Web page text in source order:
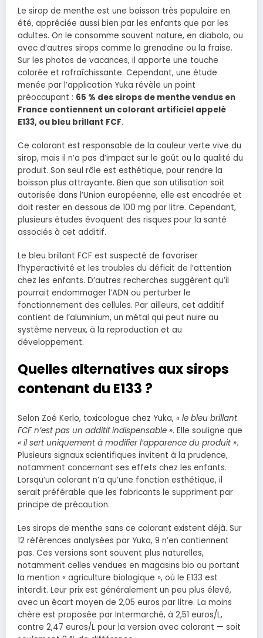
Le sirop de menthe est une boisson très populaire en
été, appréciée aussi bien par les enfants que par les
adultes. On le consomme souvent nature, en diabolo, ou
avec d’autres sirops comme la grenadine ou la fraise.
Sur les photos de vacances, il apporte une touche
colorée et rafraîchissante. Cependant, une étude
menée par l’application Yuka révèle un point
préoccupant : 65 % des sirops de menthe vendus en
France contiennent un colorant artificiel appelé
E133, ou bleu brillant FCF.
Ce colorant est responsable de la couleur verte vive du
sirop, mais il n’a pas d’impact sur le goût ou la qualité du
produit. Son seul rôle est esthétique, pour rendre la
boisson plus attrayante. Bien que son utilisation soit
autorisée dans l’Union européenne, elle est encadrée et
doit rester en dessous de 100 mg par litre. Cependant,
plusieurs études évoquent des risques pour la santé
associés à cet additif.
Le bleu brillant FCF est suspecté de favoriser
l’hyperactivité et les troubles du déficit de l’attention
chez les enfants. D’autres recherches suggèrent qu’il
pourrait endommager l’ADN ou perturber le
fonctionnement des cellules. Par ailleurs, cet additif
contient de l’aluminium, un métal qui peut nuire au
système nerveux, à la reproduction et au
développement.
Quelles alternatives aux sirops
contenant du E133 ?
Selon Zoé Kerlo, toxicologue chez Yuka, « le bleu brillant
FCF n’est pas un additif indispensable ». Elle souligne que
« il sert uniquement à modifier l’apparence du produit ».
Plusieurs signaux scientifiques invitent à la prudence,
notamment concernant ses effets chez les enfants.
Lorsqu’un colorant n’a qu’une fonction esthétique, il
serait préférable que les fabricants le suppriment par
principe de précaution.
Les sirops de menthe sans ce colorant existent déjà. Sur
12 références analysées par Yuka, 9 n’en contiennent
pas. Ces versions sont souvent plus naturelles,
notamment celles vendues en magasins bio ou portant
la mention « agriculture biologique », où le E133 est
interdit. Leur prix est généralement un peu plus élevé,
avec un écart moyen de 2,05 euros par litre. La moins
chère est proposée par Intermarché, à 2,51 euros/L,
contre 2,47 euros/L pour la version avec colorant — soit